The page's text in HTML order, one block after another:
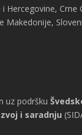
Hercegovine, Crne
Makedonije,
uz podršku
i saradnju